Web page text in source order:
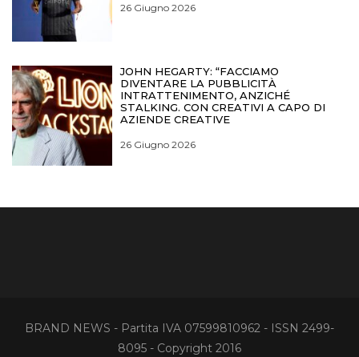
26 Giugno 2026
JOHN HEGARTY: “FACCIAMO
DIVENTARE LA PUBBLICITÀ
INTRATTENIMENTO, ANZICHÉ
STALKING. CON CREATIVI A CAPO DI
AZIENDE CREATIVE
26 Giugno 2026
BRAND NEWS - Partita IVA 07599810962 - ISSN 2499-
8095 - Copyright 2016